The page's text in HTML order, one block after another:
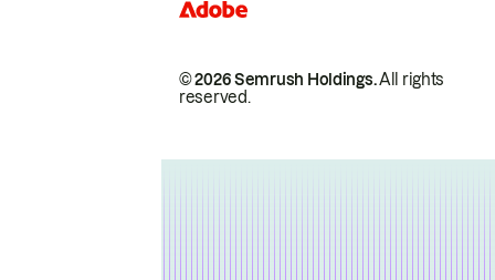
© 2026 Semrush Holdings.All rights
reserved.